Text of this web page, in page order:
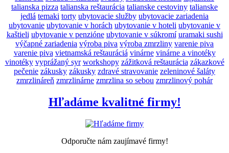
talianska pizza talianska reštaurácia talianske cestoviny talianske
jedlá temaki torty ubytovacie služby ubytovacie zariadenia
ubytovanie ubytovanie v horách ubytovanie v hoteli ubytovanie v
kaštieli ubytovanie v penzióne ubytovanie v súkromí uramaki sushi
výčapné zariadenia výroba piva výroba zmrzliny varenie piva
varenie piva vietnamská reštauráciá vinárne vinárne a vinotéky
vinotéky vyprážaný syr workshopy zážitková reštaurácia zákazkové
pečenie zákusky zákusky zdravé stravovanie zeleninové šaláty
zmrzlináreň zmrzlinárne zmrzlina so sebou zmrzlinový pohár
Hľadáme kvalitné firmy!
Odporučte nám zaujímavé firmy!